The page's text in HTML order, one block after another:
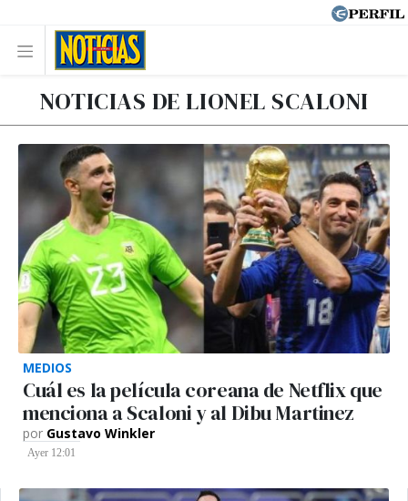
NOTICIAS DE LIONEL SCALONI
MEDIOS
Cuál es la película coreana de Netflix que
menciona a Scaloni y al Dibu Martinez
por Gustavo Winkler
Ayer 12:01